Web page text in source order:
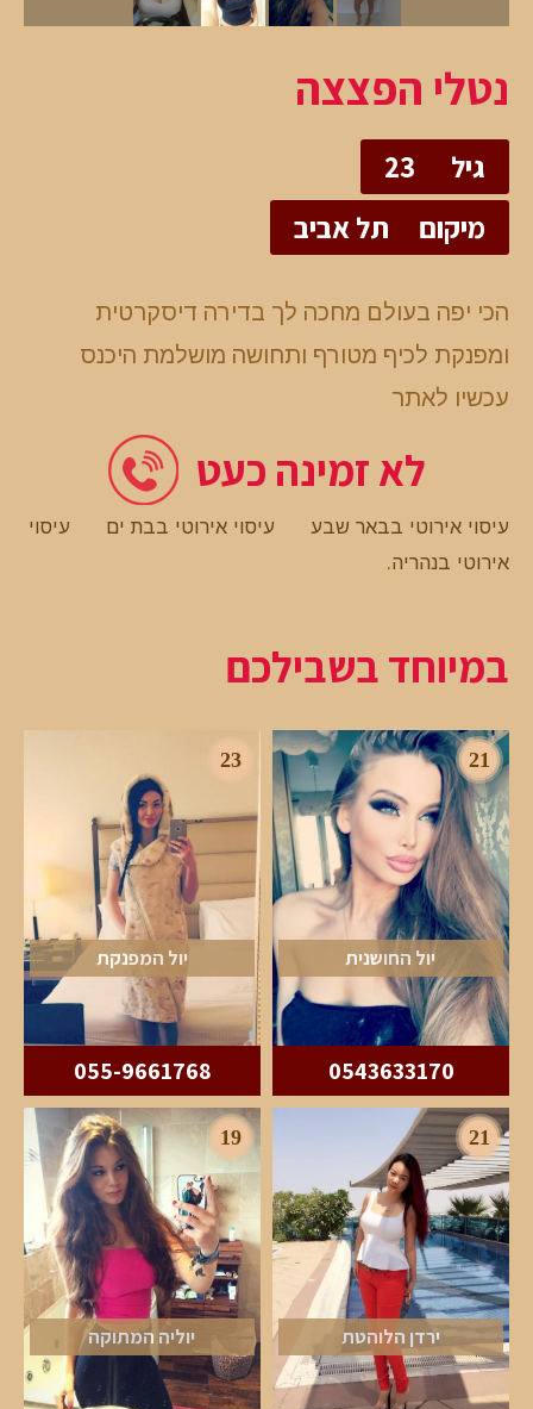
נטלי הפצצה
גיל
23
מיקום
תל אביב
הכי יפה בעולם מחכה לך בדירה דיסקרטית
ומפנקת לכיף מטורף ותחושה מושלמת היכנס
עכשיו לאתר
לא זמינה כעט
עיסוי אירוטי בבאר שבע עיסוי אירוטי בבת ים
עיסוי
אירוטי בנהריה.
במיוחד בשבילכם
21
יול החושנית
0543633170
23
יול המפנקת
055-9661768
21
ירדן הלוהטת
19
יוליה המתוקה